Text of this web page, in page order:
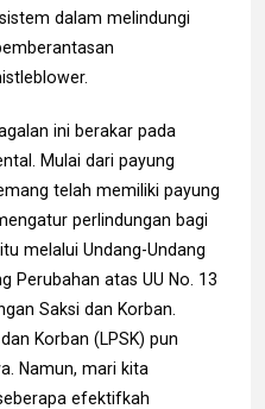
dalam melindungi
ini berakar pada
Mulai dari payung
telah memiliki payung
perlindungan bagi
melalui Undang-Undang
Perubahan atas UU No. 13
Saksi dan Korban.
Korban (LPSK) pun
Namun, mari kita
efektifkah